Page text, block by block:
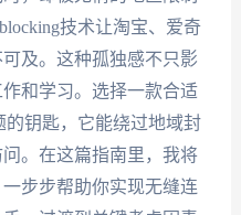
技术让淘宝、爱奇
及。这种孤独感不只影
和学习。选择一款合适
的钥匙，它能绕过地域封
。在这篇指南里，我将
步步帮助你实现无缝连